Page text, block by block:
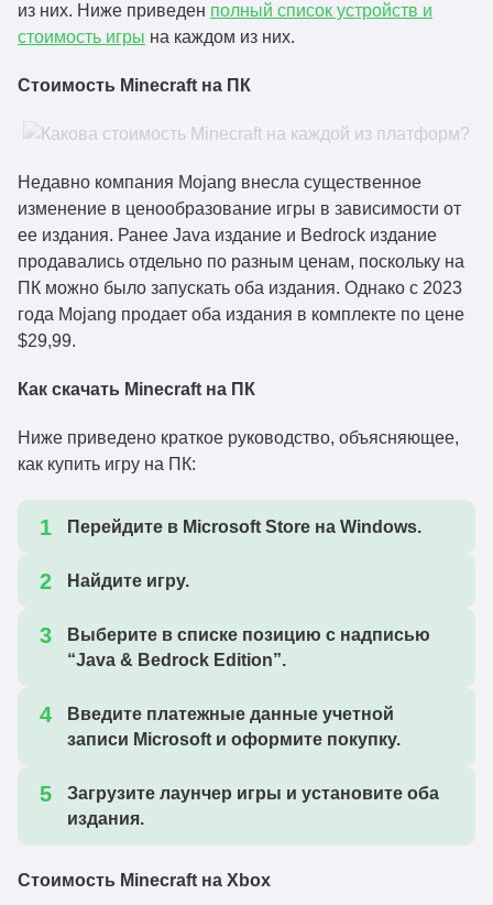
из них. Ниже приведен полный список устройств и
стоимость игры на каждом из них.
Стоимость Minecraft на ПК
Недавно компания Mojang внесла существенное
изменение в ценообразование игры в зависимости от
ее издания. Ранее Java издание и Bedrock издание
продавались отдельно по разным ценам, поскольку на
ПК можно было запускать оба издания. Однако с 2023
года Mojang продает оба издания в комплекте по цене
$29,99.
Как скачать Minecraft на ПК
Ниже приведено краткое руководство, объясняющее,
как купить игру на ПК:
Перейдите в Microsoft Store на Windows.
Найдите игру.
Выберите в списке позицию с надписью
“Java & Bedrock Edition”.
Введите платежные данные учетной
записи Microsoft и оформите покупку.
Загрузите лаунчер игры и установите оба
издания.
Стоимость Minecraft на Xbox